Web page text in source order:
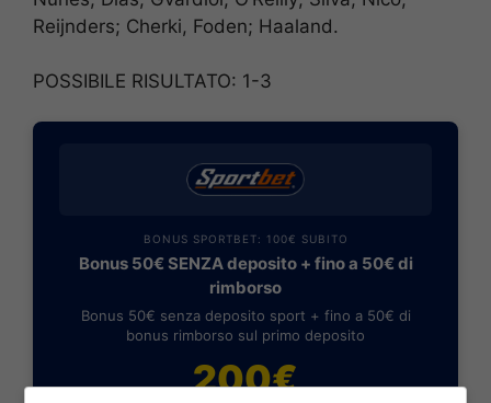
Reijnders; Cherki, Foden; Haaland.
POSSIBILE RISULTATO: 1-3
BONUS SPORTBET: 100€ SUBITO
Bonus 50€ SENZA deposito + fino a 50€ di
rimborso
Bonus 50€ senza deposito sport + fino a 50€ di
bonus rimborso sul primo deposito
200€